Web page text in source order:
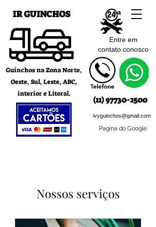
IR GUINCHOS
Guinchos na Zona Norte,
Oeste, Sul, Leste, ABC,
interior e Litoral.
Entre em
contato conosco
(11) 97730-2500
ivyguinchos@gmail.com
Pagina do Google
Nossos serviços